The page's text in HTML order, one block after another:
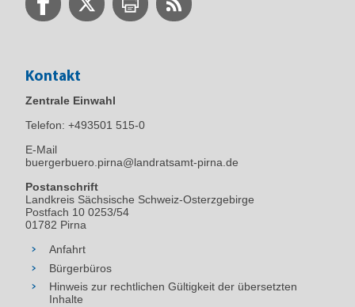
Kontakt
Zentrale Einwahl
Telefon: +493501 515-0
E-Mail
buergerbuero.pirna@landratsamt-pirna.de
Postanschrift
Landkreis Sächsische Schweiz-Osterzgebirge
Postfach 10 0253/54
01782 Pirna
Anfahrt
Bürgerbüros
Hinweis zur rechtlichen Gültigkeit der übersetzten
Inhalte